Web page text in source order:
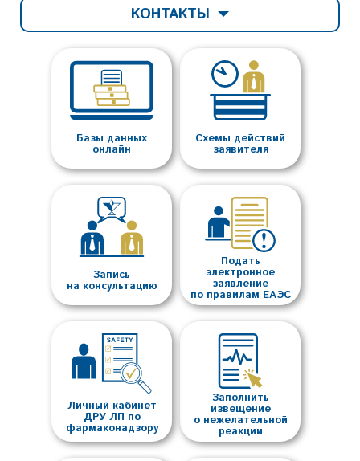
КОНТАКТЫ
Базы данных
онлайн
Схемы действий
заявителя
Запись
на консультацию
Подать
электронное
заявление
по правилам ЕАЭС
Личный кабинет
ДРУ ЛП по
фармаконадзору
Заполнить
извещение
о нежелательной
реакции